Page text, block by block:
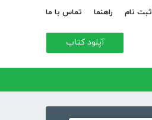
ثبت نام راهنما تماس با ما
آپلود کتاب